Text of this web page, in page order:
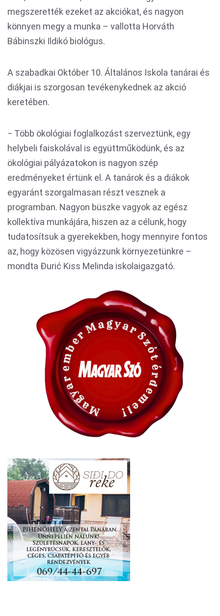
megszerették ezeket az akciókat, és nagyon
könnyen megy a munka – vallotta Horváth
Bábinszki Ildikó biológus.
A szabadkai Október 10. Általános Iskola tanárai és
diákjai is szorgosan tevékenykednek az akció
keretében.
− Több ökológiai foglalkozást szerveztünk, egy
helybeli faiskolával is együttműködünk, és az
ökológiai pályázatokon is nagyon szép
eredményeket értünk el. A tanárok és a diákok
egyaránt szorgalmasan részt vesznek a
programban. Nagyon büszke vagyok az egész
kollektíva munkájára, hiszen az a célunk, hogy
tudatosítsuk a gyerekekben, hogy mennyire fontos
az, hogy közösen vigyázzunk környezetünkre –
mondta Đurić Kiss Melinda iskolaigazgató.